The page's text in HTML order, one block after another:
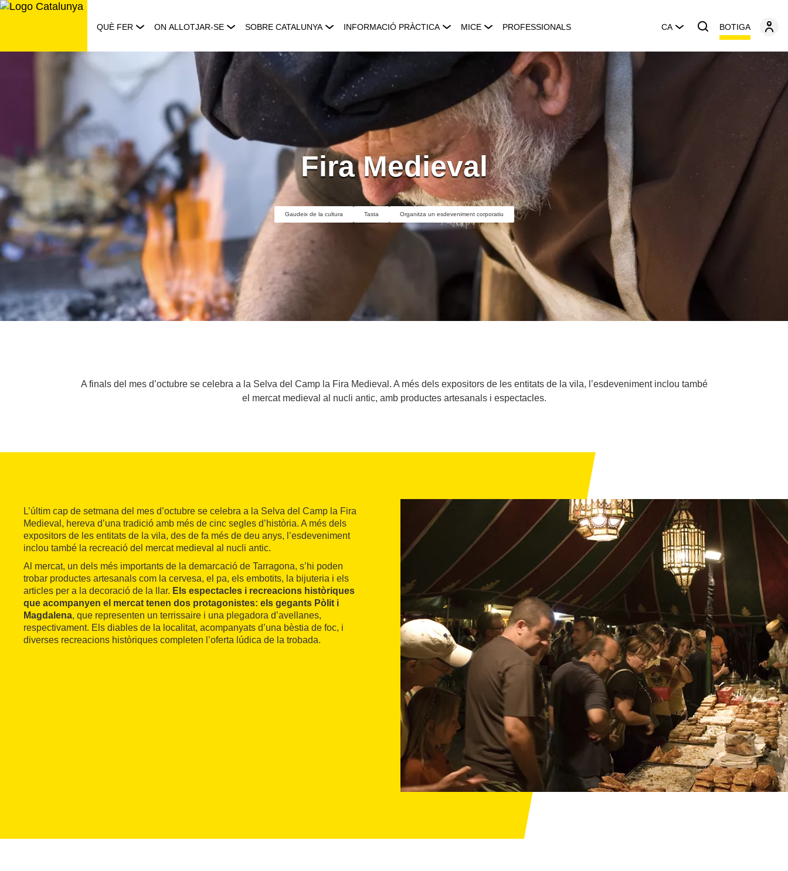
Saltar
QUÈ FER ON ALLOTJAR-SE SOBRE CATALUNYA INFORMACIÓ PRÀCTICA MICE PROFESSIONALS CA BOTIGA
Fira Medieval
Gaudeix de la cultura Tasta Organitza un esdeveniment corporatiu
A finals del mes d’octubre se celebra a la Selva del Camp la Fira Medieval. A més dels expositors de les entitats de la vila, l’esdeveniment inclou també
el mercat medieval al nucli antic, amb productes artesanals i espectacles.
L’últim cap de setmana del mes d’octubre se celebra a la Selva del Camp la Fira
Medieval, hereva d’una tradició amb més de cinc segles d’història. A més dels
expositors de les entitats de la vila, des de fa més de deu anys, l’esdeveniment
inclou també la recreació del mercat medieval al nucli antic.
Al mercat, un dels més importants de la demarcació de Tarragona, s’hi poden
trobar productes artesanals com la cervesa, el pa, els embotits, la bijuteria i els
articles per a la decoració de la llar. Els espectacles i recreacions històriques
que acompanyen el mercat tenen dos protagonistes: els gegants Pòlit i
Magdalena, que representen un terrissaire i una plegadora d’avellanes,
respectivament. Els diables de la localitat, acompanyats d’una bèstia de foc, i
diverses recreacions històriques completen l’oferta lúdica de la trobada.